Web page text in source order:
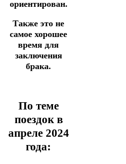
ориентирован.
Также это не
самое хорошее
время для
заключения
брака.
По теме
поездок в
апреле 2024
года: